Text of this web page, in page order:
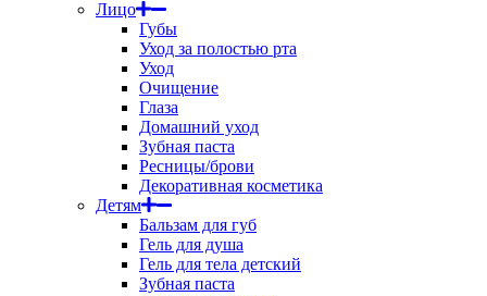
Лицо
Губы
Уход за полостью рта
Уход
Очищение
Глаза
Домашний уход
Зубная паста
Ресницы/брови
Декоративная косметика
Детям
Бальзам для губ
Гель для душа
Гель для тела детский
Зубная паста